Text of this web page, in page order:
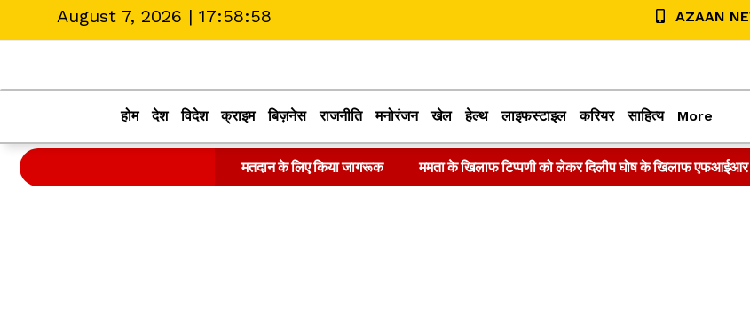
August 7, 2026 | 17:58:58 AZAAN
होम देश विदेश क्राइम बिज़नेस राजनीति मनोरंजन खेल हेल्थ लाइफस्टाइल करियर साहित्य More
मतदान के लिए किया जागरूक ममता के खिलाफ टिप्पणी को लेकर दिलीप घोष के खिलाफ एफआईआर